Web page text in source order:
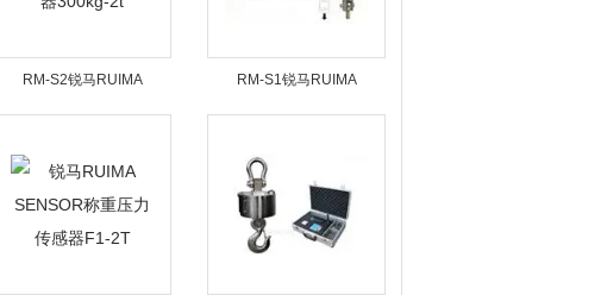
RM-S2锐马RUIMA
SENSOR_S型传感器
RM-S1锐马RUIMA
SENSOR_S拉压力传感器